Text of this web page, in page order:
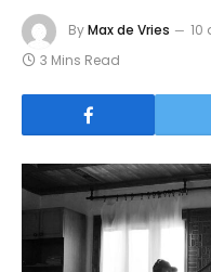
ByMax de Vries 10
3 Mins Read